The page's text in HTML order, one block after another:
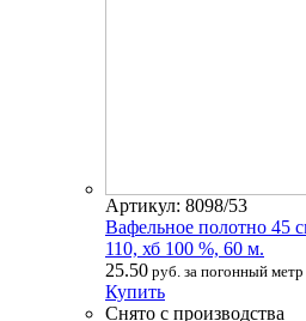
Артикул: 8098/53
Вафельное полотно 45
110, хб 100 %, 60 м.
25.50 руб. за погонный метр
Купить
Снято с производства